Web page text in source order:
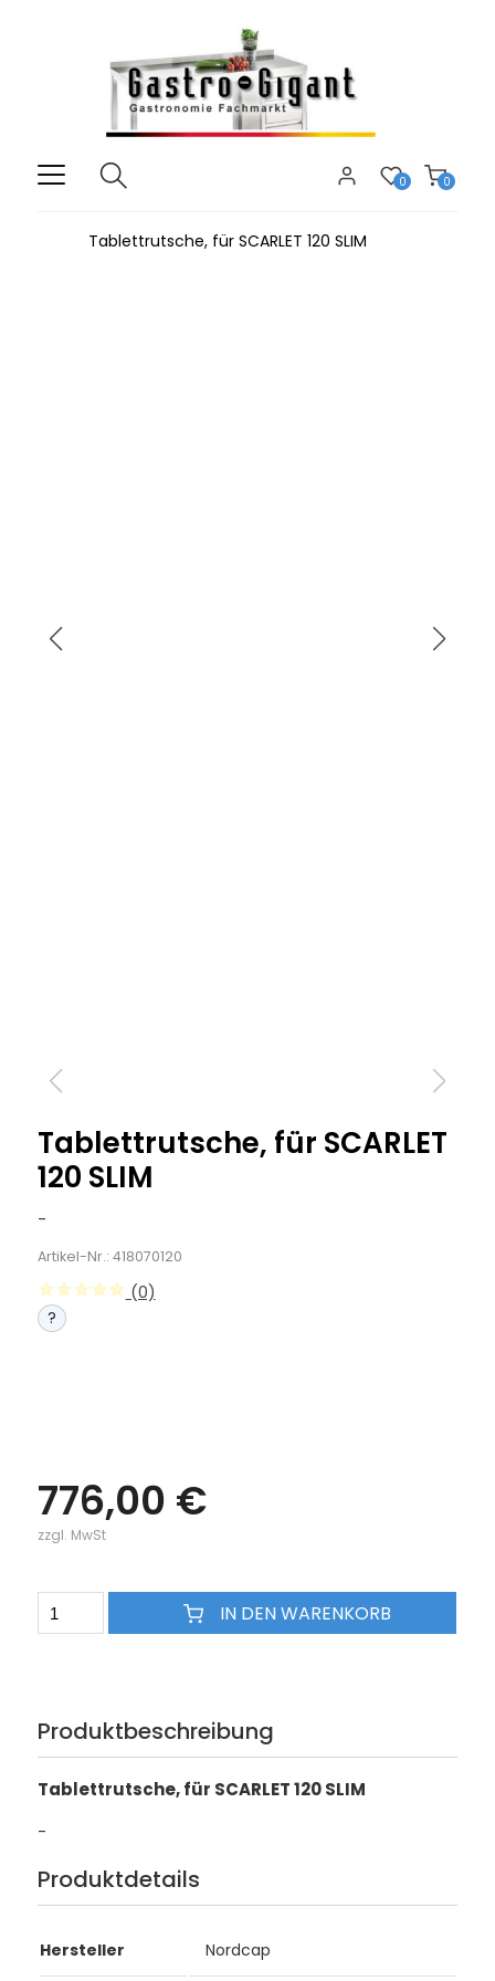
0
0
Tablettrutsche, für SCARLET 120 SLIM
Tablettrutsche, für SCARLET
120 SLIM
-
Artikel-Nr.: 418070120
(0)
?
776,00 €
zzgl. MwSt
IN DEN WARENKORB
Produktbeschreibung
Tablettrutsche, für SCARLET 120 SLIM
-
Produktdetails
Hersteller Nordcap